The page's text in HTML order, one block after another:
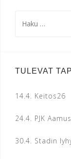
TULEVAT
14.4. Keitos26
24.4. PJK
30.4. Stadin